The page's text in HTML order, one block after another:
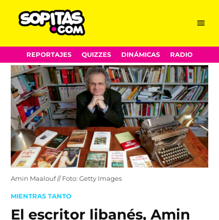
Skip
to
content
Menu
REPORTAJES QUIZZES DINÁMICAS RADIO
Amin Maalouf // Foto: Getty Images
POSTED
MIENTRAS TANTO
El escritor libanés, Amin